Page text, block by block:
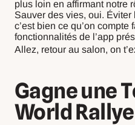
plus loin en affirmant notre
Sauver des vies, oui.
c’est bien ce qu’on
fonctionnalités de l’app
Allez, retour au salon, on
Gagne une
World Rallye